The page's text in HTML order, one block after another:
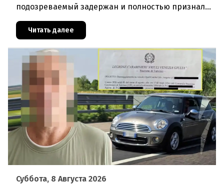
подозреваемый задержан и полностью признал
свою вину. По данным следствия, преступление
могло быть совершено на поч
Читать далее
Суббота, 8 Августа 2026